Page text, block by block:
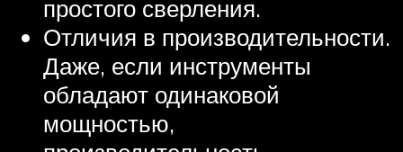
простого сверления.
Отличия в производительности.
Даже, если инструменты
обладают одинаковой
мощностью,